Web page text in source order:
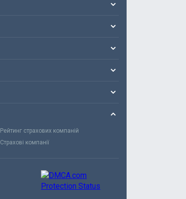
Рейтинг страхових компаній
Страхові компанії